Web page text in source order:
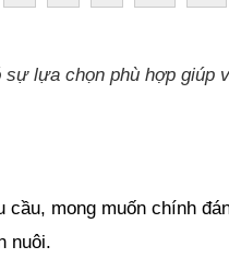
sự lựa chọn phù hợp giúp
mong muốn chính
nuôi.